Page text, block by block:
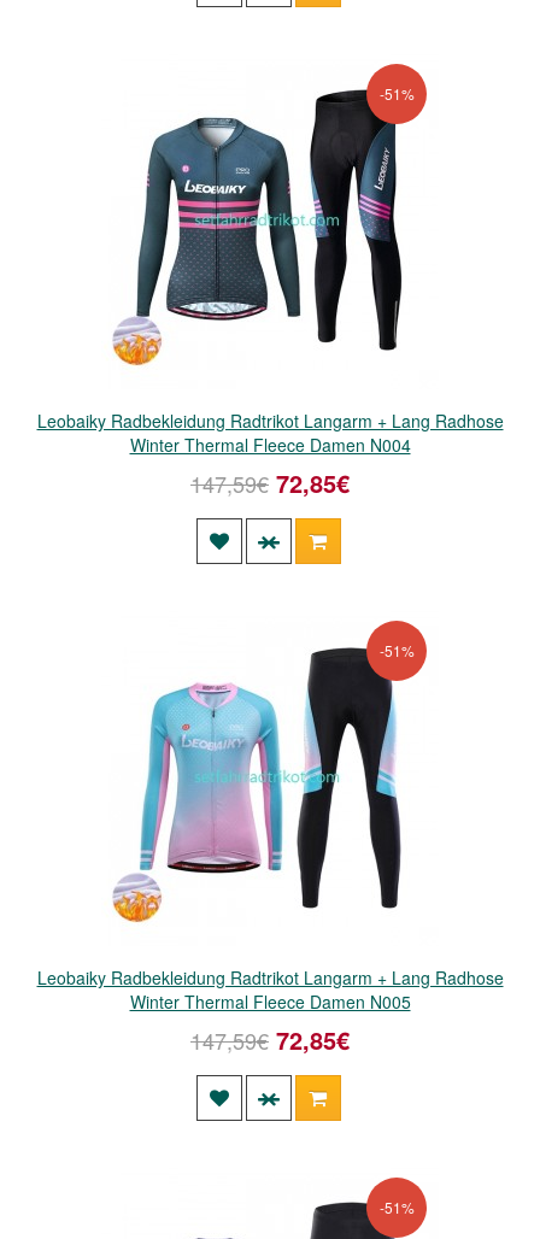
-51%
Leobaiky Radbekleidung Radtrikot Langarm + Lang Radhose
Winter Thermal Fleece Damen N004
147,59€ 72,85€
-51%
Leobaiky Radbekleidung Radtrikot Langarm + Lang Radhose
Winter Thermal Fleece Damen N005
147,59€ 72,85€
-51%